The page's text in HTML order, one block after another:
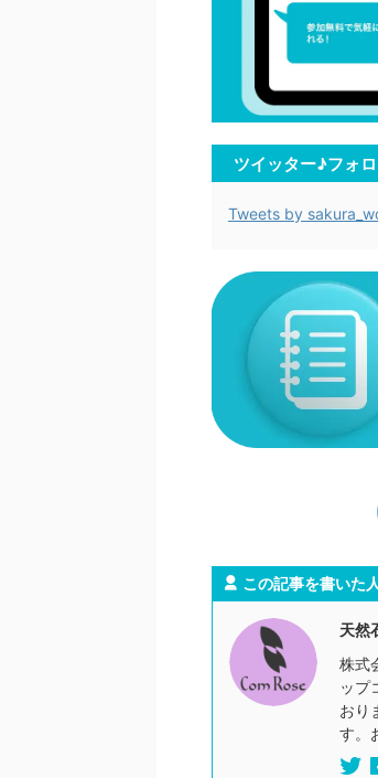
ツイッター♪フォ
Tweets by
この記事を書いた人
天然
株式
ップ
おり
す。